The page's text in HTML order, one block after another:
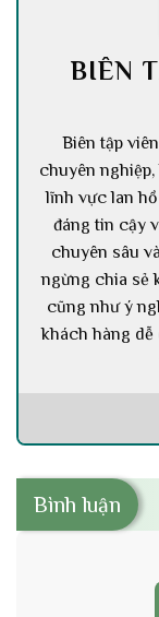
BIÊN
Biên tập
chuyên
lĩnh vực lan
đáng tin cậy
chuyên sâu
ngừng chia sẻ
cũng như ý
khách hàng dễ
Bình luận